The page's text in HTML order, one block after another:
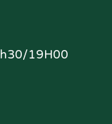
19H00